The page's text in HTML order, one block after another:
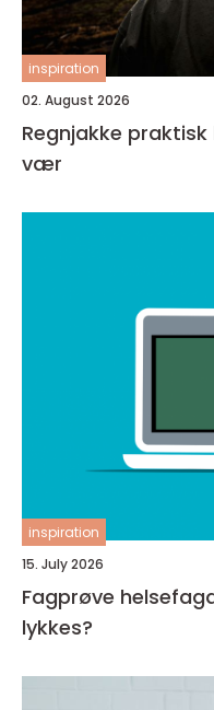
inspiration
02. August 2026
Regnjakke praktisk beskyttelse i all slags
vær
inspiration
15. July 2026
Fagprøve helsefagarbeider
lykkes?